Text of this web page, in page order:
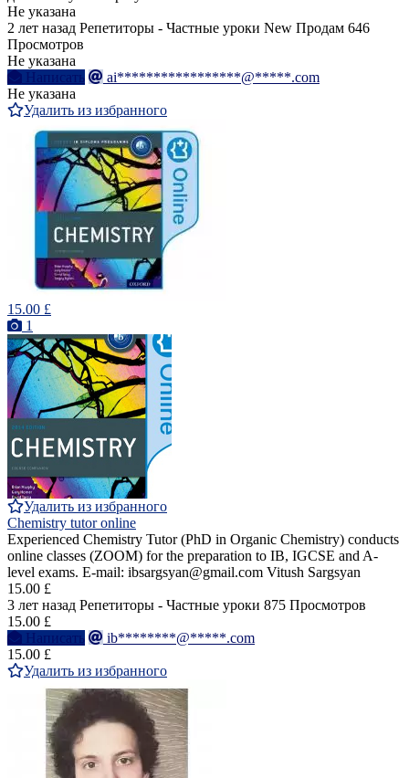
Не указана
2 лет назад Репетиторы - Частные уроки New Продам 646
Просмотров
Не указана
Написать
ai*****************@*****.com
Не указана
Удалить из избранного
15.00 £
1
Удалить из избранного
Chemistry tutor online
Experienced Chemistry Tutor (PhD in Organic Chemistry) conducts
online classes (ZOOM) for the preparation to IB, IGCSE and A-
level exams. E-mail: ibsargsyan@gmail.com Vitush Sargsyan
15.00 £
3 лет назад Репетиторы - Частные уроки 875 Просмотров
15.00 £
Написать
ib********@*****.com
15.00 £
Удалить из избранного